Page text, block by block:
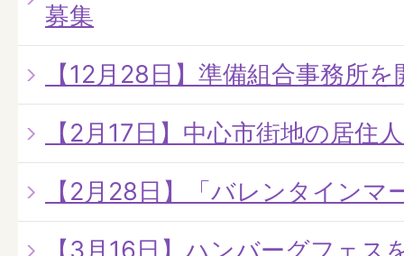
募集
【12月28日】準備組合事務所を
【2月17日】中心市街地の居住
【2月28日】「バレンタインマ